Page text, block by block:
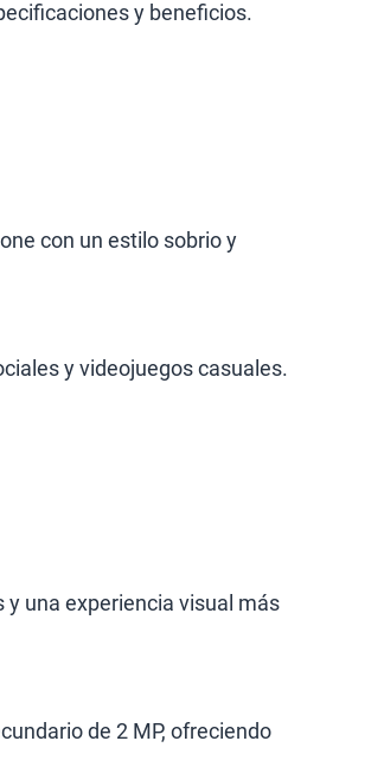
y beneficios.
con un estilo sobrio y
y videojuegos casuales.
una experiencia visual más
de 2 MP, ofreciendo